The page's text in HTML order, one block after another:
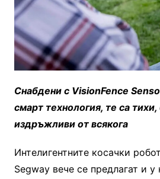
Снабдени с VisionFence
смарт технология, те са
издръжливи от всякога
Интелигентните косачки
Segway вече се предлагат и у